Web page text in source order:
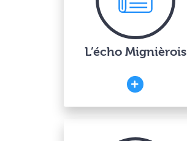
L’écho Mignièrois